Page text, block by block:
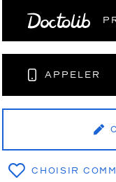
APPELER
CHOISIR